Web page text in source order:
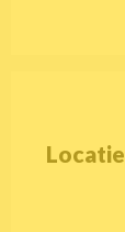
Locatie